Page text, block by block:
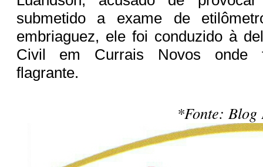
submetido a exame de
embriaguez, ele foi conduzido à
Civil em Currais Novos onde
flagrante.
*Fonte: Blog